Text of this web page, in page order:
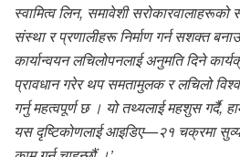
स्वामित्व लिन, समावेशी सरोकारवालाहरूको
संस्था र प्रणालीहरू निर्माण गर्न सशक्त
कार्यान्वयन लचिलोपनलाई अनुमति दिने
प्रावधान गरेर थप समतामुलक र लचिलो
गर्नु महत्वपूर्ण छ । यो तथ्यलाई महशुस गर्दै,
यस दृष्टिकोणलाई आइडिए—२१ चक्रमा